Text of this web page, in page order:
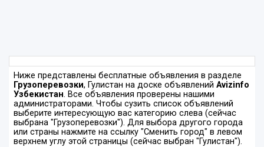
Ниже представлены бесплатные объявления в разделе
Грузоперевозки, Гулистан на доске объявлений Avizinfo
Узбекистан. Все объявления проверены нашими
администраторами. Чтобы сузить список объявлений
выберите интересующую вас категорию слева (сейчас
выбрана "Грузоперевозки"). Для выбора другого города
или страны нажмите на ссылку "Сменить город" в левом
верхнем углу этой страницы (сейчас выбран "Гулистан").